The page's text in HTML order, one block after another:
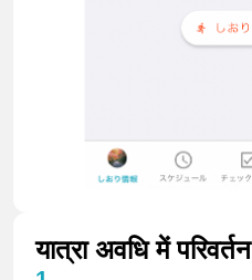
यात्रा अवधि में परिवर्तन